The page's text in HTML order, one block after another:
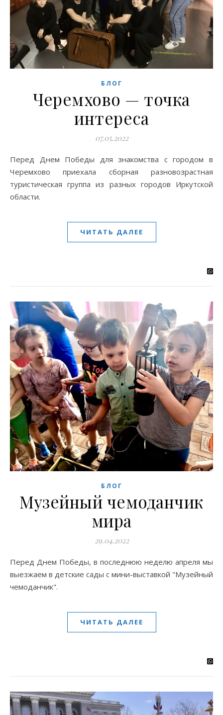
БЛОГ
Черемхово — точка
интереса
07.05.2022
Перед Днем Победы для знакомства с городом в
Черемхово приехала сборная разновозрастная
туристическая группа из разных городов Иркутской
области.
ЧИТАТЬ ДАЛЕЕ
БЛОГ
Музейный чемоданчик
мира
29.04.2022
Перед Днем Победы, в последнюю неделю апреля мы
выезжаем в детские сады с мини-выставкой "Музейный
чемоданчик".
ЧИТАТЬ ДАЛЕЕ